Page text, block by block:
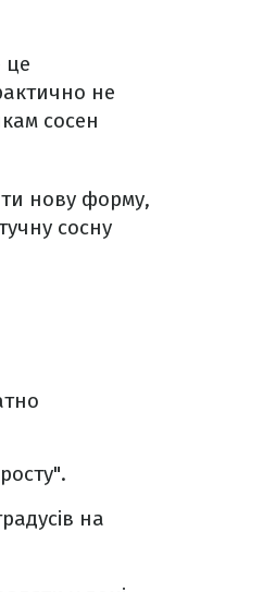
це
не
сосен
нову форму,
сосну
на